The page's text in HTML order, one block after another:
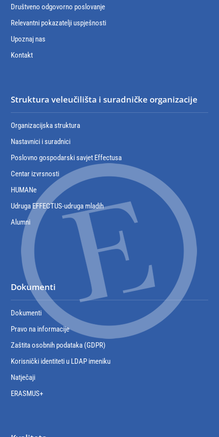
Društveno odgovorno poslovanje
Relevantni pokazatelji uspješnosti
Upoznaj nas
Kontakt
Struktura veleučilišta i suradničke organizacije
Organizacijska struktura
Nastavnici i suradnici
Poslovno gospodarski savjet Effectusa
Centar izvrsnosti
HUMANe
Udruga EFFECTUS-udruga mladih
Alumni
Dokumenti
Dokumenti
Pravo na informacije
Zaštita osobnih podataka (GDPR)
Korisnički identiteti u LDAP imeniku
Natječaji
ERASMUS+